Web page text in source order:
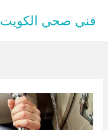
فني صحي الكويت